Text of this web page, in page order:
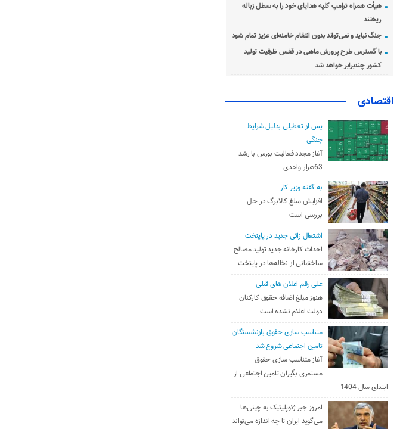
هیأت همراه ترامپ کلیه هدایای خود را به سطل زباله
ریختند
جنگ نباید و نمی‌تواند بدون انتقام خامنه‌ای عزیز تمام شود
با گسترس طرح پرورش ماهی در قفس ظرفیت تولید
کشور چندبرابر خواهد شد
اقتصادی
پس از تعطیلی بدلیل شرایط
جنگی
آغاز مجدد فعالیت بورس با رشد
63هزار واحدی
به گفته وزیر کار
افزایش مبلغ کالابرگ در حال
بررسی است
اشتغال زائی جدید در پایتخت
احداث کارخانه جدید تولید مصالح
ساختمانی از نخاله‌ها در پایتخت
علی رقم اعلان های قبلی
هنوز مبلغ اضافه حقوق کارکنان
دولت اعلام نشده است
متناسب سازی حقوق بازنشستگان
تامین اجتماعی شروع شد
آغاز متناسب سازی حقوق
مستمری بگیران تامین اجتماعی از
ابتدای سال 1404
امروز جبر ژئوپلیتیک به چینی‌ها
می‌گوید ایران تا چه اندازه می‌تواند